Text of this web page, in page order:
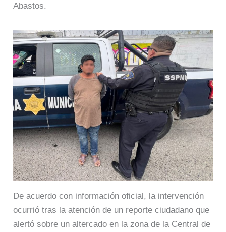
Abastos.
De acuerdo con información oficial, la intervención
ocurrió tras la atención de un reporte ciudadano que
alertó sobre un altercado en la zona de la Central de